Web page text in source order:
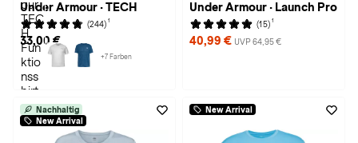
+7 Farben
Under Armour · TECH
(244) 1
33,00 €
Under Armour · Launch Pro
(15) 1
40,99 € UVP 64,95 €
Nachhaltig
New Arrival
New Arrival